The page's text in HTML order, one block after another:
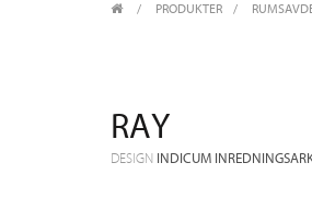
PRODUKTER /
RAY
DESIGN INDICUM